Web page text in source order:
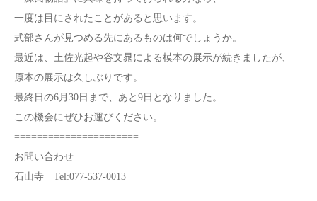
一度は目にされたことがあると思います。
式部さんが見つめる先にあるものは何でしょうか。
最近は、土佐光起や谷文晁による模本の展示が続きましたが、
原本の展示は久しぶりです。
最終日の6月30日まで、あと9日となりました。
この機会にぜひお運びください。
======================
お問い合わせ
石山寺 Tel:077-537-0013
======================